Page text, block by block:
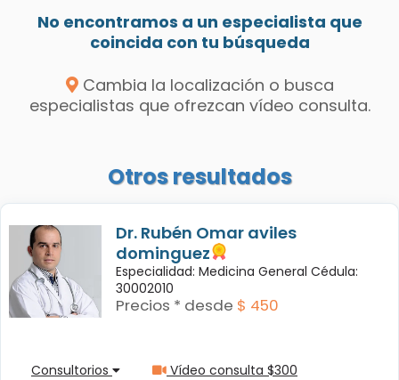
No encontramos a un especialista que
coincida con tu búsqueda
Cambia la localización o busca
especialistas que ofrezcan vídeo consulta.
Otros resultados
Dr. Rubén Omar aviles
dominguez
Especialidad: Medicina General Cédula:
30002010
Precios * desde $ 450
Consultorios Vídeo consulta $300